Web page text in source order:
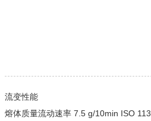
流变性能
熔体质量流动速率 7.5 g/10min ISO